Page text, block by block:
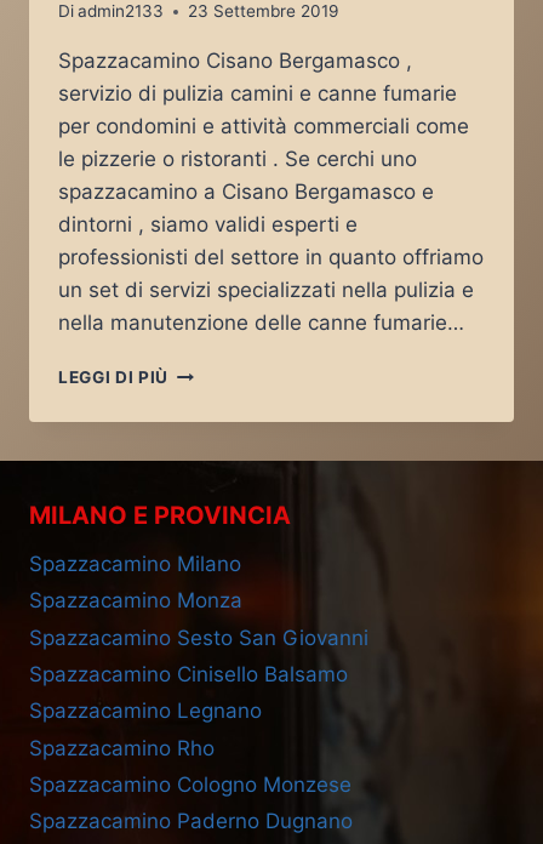
Diadmin2133 23 Settembre 2019
Spazzacamino Cisano Bergamasco ,
servizio di pulizia camini e canne fumarie
per condomini e attività commerciali come
le pizzerie o ristoranti . Se cerchi uno
spazzacamino a Cisano Bergamasco e
dintorni , siamo validi esperti e
professionisti del settore in quanto offriamo
un set di servizi specializzati nella pulizia e
nella manutenzione delle canne fumarie…
LEGGI DI PIÙ SPAZZACAMINO
BERGAMASCO
MILANO E PROVINCIA
Spazzacamino Milano
Spazzacamino Monza
Spazzacamino Sesto San Giovanni
Spazzacamino Cinisello Balsamo
Spazzacamino Legnano
Spazzacamino Rho
Spazzacamino Cologno Monzese
Spazzacamino Paderno Dugnano